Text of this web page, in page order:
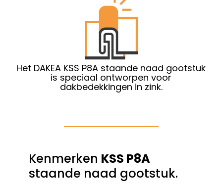
Het DAKEA KSS P8A staande naad gootstuk
is speciaal ontworpen voor
dakbedekkingen in zink.
Kenmerken KSS P8A
staande naad gootstuk.